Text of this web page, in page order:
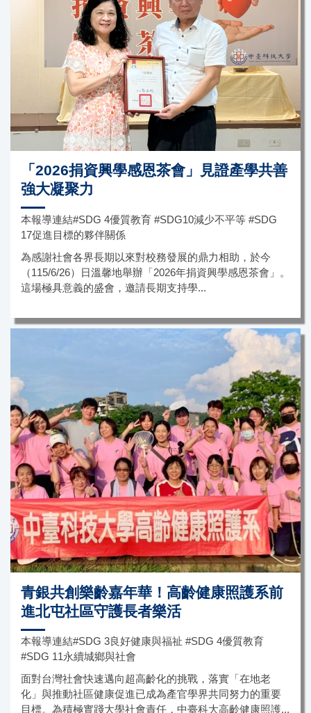
「2026捐資興學感恩茶會」見證產學共善
強大凝聚力
本報導連結#SDG 4優質教育 #SDG10減少不平等 #SDG
17促進目標的夥伴關係
為感謝社會各界長期以來對校務發展的鼎力相助，於今
（115/6/26）日溫馨地舉辦「2026年捐資興學感恩茶會」。
這場極具意義的盛會，邀請長期支持學...
青銀共創樂齡嘉年華！高齡健康照護系前
進北屯社區守護長者樂活
本報導連結#SDG 3良好健康與福祉 #SDG 4優質教育
#SDG 11永續城鄉與社會
面對台灣社會快速邁向超高齡化的挑戰，落實「在地老
化」與推動社區健康促進已成為產官學界共同努力的重要
目標。為積極實踐大學社會責任，中臺科大高齡健康照護...